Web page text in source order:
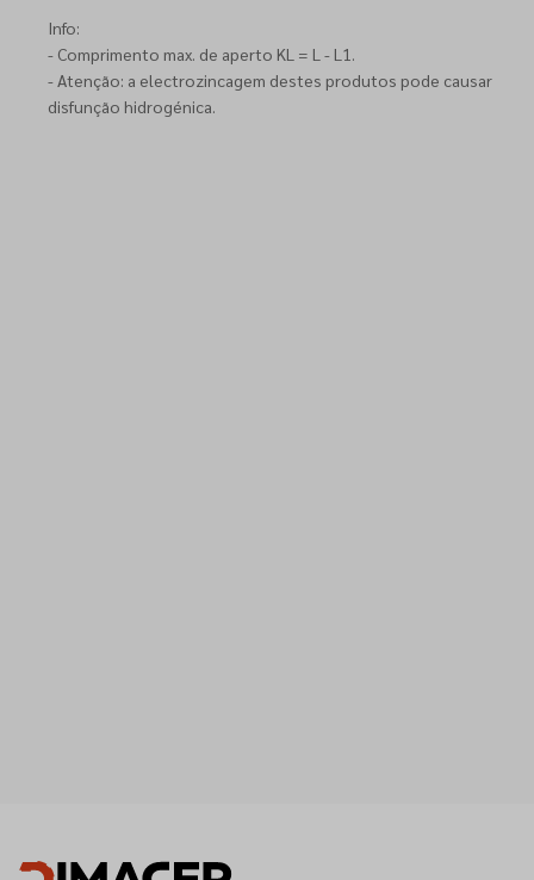
Info:
- Comprimento max. de aperto KL = L - L1.
- Atenção: a electrozincagem destes produtos pode causar
disfunção hidrogénica.